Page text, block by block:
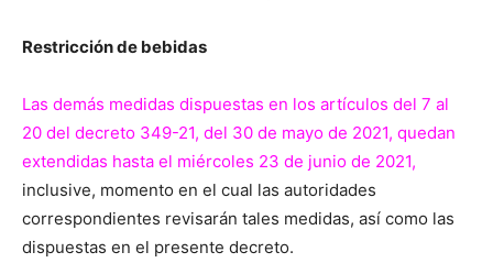
Restricción de bebidas
Las demás medidas dispuestas en los artículos del 7 al
20 del decreto 349-21, del 30 de mayo de 2021, quedan
extendidas hasta el miércoles 23 de junio de 2021,
inclusive, momento en el cual las autoridades
correspondientes revisarán tales medidas, así como las
dispuestas en el presente decreto.